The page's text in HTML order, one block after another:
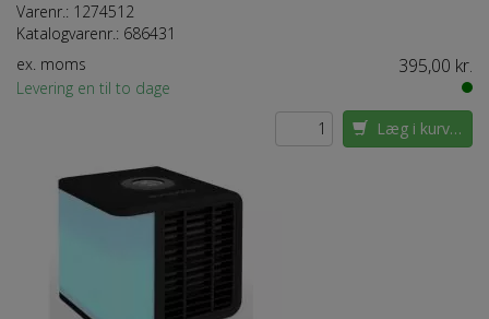
Varenr.: 1274512
Katalogvarenr.: 686431
ex. moms
395,00 kr.
Levering en til to dage
Læg i kurven